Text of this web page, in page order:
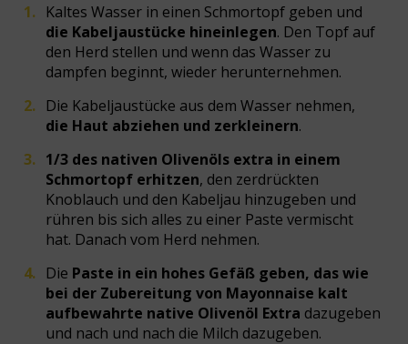
Kaltes Wasser in einen Schmortopf geben und
die Kabeljaustücke hineinlegen. Den Topf auf
den Herd stellen und wenn das Wasser zu
dampfen beginnt, wieder herunternehmen.
Die Kabeljaustücke aus dem Wasser nehmen,
die Haut abziehen und zerkleinern.
1/3 des nativen Olivenöls extra in einem
Schmortopf erhitzen, den zerdrückten
Knoblauch und den Kabeljau hinzugeben und
rühren bis sich alles zu einer Paste vermischt
hat. Danach vom Herd nehmen.
Die Paste in ein hohes Gefäß geben, das wie
bei der Zubereitung von Mayonnaise kalt
aufbewahrte native Olivenöl Extra dazugeben
und nach und nach die Milch dazugeben.